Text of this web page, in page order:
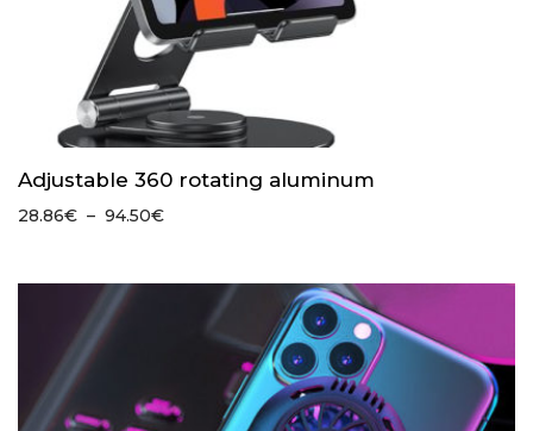
Adjustable 360 rotating aluminum
28.86€ – 94.50€Plage
94.50€